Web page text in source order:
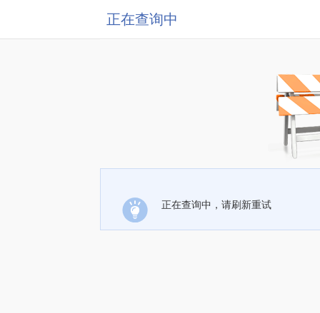
正在查询中
正在查询中，请刷新重试